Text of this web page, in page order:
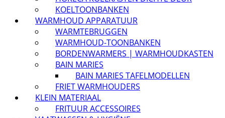
KOELTOONBANKEN
WARMHOUD APPARATUUR
WARMTEBRUGGEN
WARMHOUD-TOONBANKEN
BORDENWARMERS | WARMHOUDKASTEN
BAIN MARIES
BAIN MARIES TAFELMODELLEN
FRIET WARMHOUDERS
KLEIN MATERIAAL
FRITUUR ACCESSOIRES